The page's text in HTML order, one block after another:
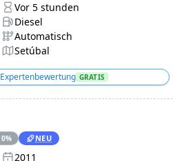
Vor 5 stunden
Diesel
Automatisch
Setúbal
Expertenbewertung GRATIS
0% NEU
2011